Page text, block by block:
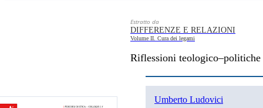
Estratto da
DIFFERENZE E RELAZIONI
Volume II. Cura dei legami
Riflessioni teologico–politiche
Umberto Ludovici